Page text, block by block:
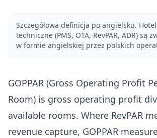
Szczegółowa definicja po angielsku.
techniczne (PMS, OTA, RevPAR, ADR) są
w formie angielskiej przez polskich
GOPPAR (Gross Operating Profit
Room) is gross operating profit
available rooms. Where RevPAR
revenue capture, GOPPAR